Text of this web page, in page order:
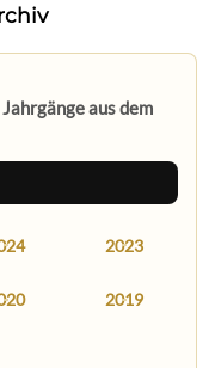
aus dem
2023
2019